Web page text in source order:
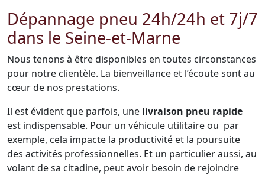
Dépannage pneu 24h/24h et 7j/7
dans le Seine-et-Marne
Nous tenons à être disponibles en toutes circonstances
pour notre clientèle. La bienveillance et l’écoute sont au
cœur de nos prestations.
Il est évident que parfois, une livraison pneu rapide
est indispensable. Pour un véhicule utilitaire ou par
exemple, cela impacte la productivité et la poursuite
des activités professionnelles. Et un particulier aussi, au
volant de sa citadine, peut avoir besoin de rejoindre